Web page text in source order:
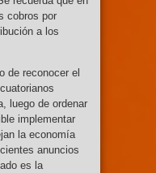
cobros por
a los
de reconocer el
luego de ordenar
implementar
la economía
anuncios
es la